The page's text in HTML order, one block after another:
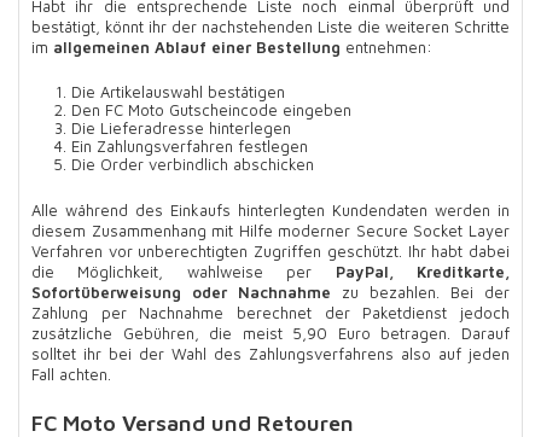
Habt ihr die entsprechende Liste noch einmal überprüft und
bestätigt, könnt ihr der nachstehenden Liste die weiteren Schritte
im allgemeinen Ablauf einer Bestellung entnehmen:
Die Artikelauswahl bestätigen
Den FC Moto Gutscheincode eingeben
Die Lieferadresse hinterlegen
Ein Zahlungsverfahren festlegen
Die Order verbindlich abschicken
Alle während des Einkaufs hinterlegten Kundendaten werden in
diesem Zusammenhang mit Hilfe moderner Secure Socket Layer
Verfahren vor unberechtigten Zugriffen geschützt. Ihr habt dabei
die Möglichkeit, wahlweise per PayPal, Kreditkarte,
Sofortüberweisung oder Nachnahme zu bezahlen. Bei der
Zahlung per Nachnahme berechnet der Paketdienst jedoch
zusätzliche Gebühren, die meist 5,90 Euro betragen. Darauf
solltet ihr bei der Wahl des Zahlungsverfahrens also auf jeden
Fall achten.
FC Moto Versand und Retouren